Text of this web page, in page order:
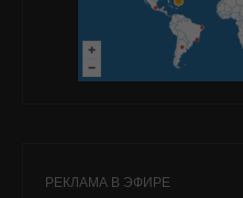
РЕКЛАМА В ЭФИРЕ